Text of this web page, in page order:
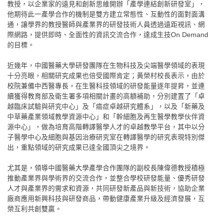
教授，以企業家的遠見和創新思維開辦「產學連結創新研發室」，
他期待此一產學合作的機制是雙方建立常態性、互動性的面對面溝
通，讓學界的教授醫師與產業界的研發技術人員透過遠距視訊、網
際網路，提供即時、全面性的資訊交流合作，達成生技On Demand
的目標。
近幾年，中國醫藥大學研發團隊在生物科技及尖端醫學領域的表現
十分亮眼，相關研究成果也倍受國際肯定；黃榮村校長表示，由於
校院兼備中西醫專長，在生醫科技領域的研發能量逐年提昇，並連
續獲得教育部及衛生署多項相關計畫的高額補助，分別建置了「卓
越臨床試驗與研究中心」及「癌症卓越研究體系」，以及「新藥及
中草藥產業領域教學資源中心」和「幹細胞及再生醫學教學伙伴資
源中心」，做為培育高階轉譯醫學人才的卓越教學平台，其中以分
子醫學中心及細胞與基因治療研究室在轉譯醫學的研究表現特別傑
出，重點領域的研究成果已達全國頂尖之境界。
尤其是，領導中國醫藥大學產學合作團隊的副校長陳偉德教授積極
推動產業界與學術界的交流合作，並整合學校研發能量、優秀研發
人才與產業界的需求和資源，共同研發新產品與新技術，協助企業
廠商應用新興科技與研發商品，帶動健康產業升級及經濟發展，互
榮互利共創雙贏。